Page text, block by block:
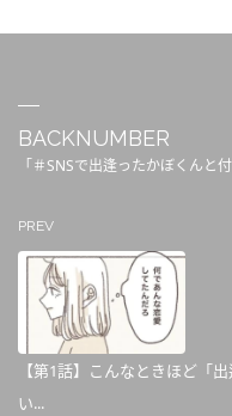
BACKNUMBER
「＃SNSで出逢ったかぼくんと
PREV
【第1話】こんなときほど「出
い...